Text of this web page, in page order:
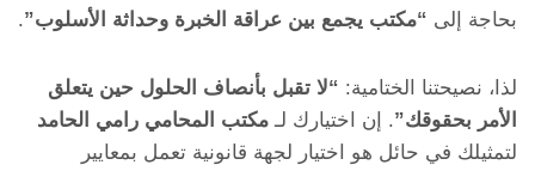
بحاجة إلى “مكتب يجمع بين عراقة الخبرة وحداثة الأسلوب”.
لذا، نصيحتنا الختامية: “لا تقبل بأنصاف الحلول حين يتعلق
الأمر بحقوقك”. إن اختيارك لـ مكتب المحامي رامي الحامد
لتمثيلك في حائل هو اختيار لجهة قانونية تعمل بمعايير